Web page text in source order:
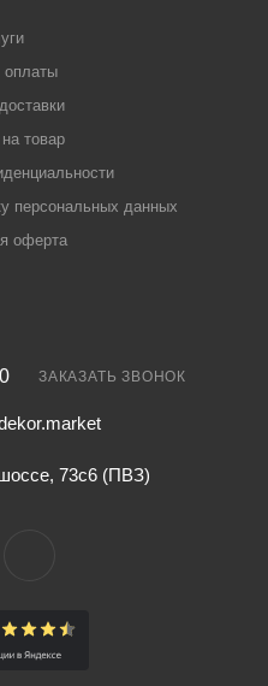
оплаты
на товар
персональных данных
оферта
ЗАКАЗАТЬ ЗВОНОК
73с6 (ПВЗ)